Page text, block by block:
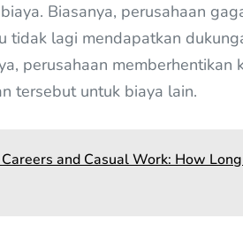
Biasanya, perusahaan
tidak lagi mendapatkan
perusahaan memberhentikan
tersebut untuk biaya lain.
and Casual Work: How